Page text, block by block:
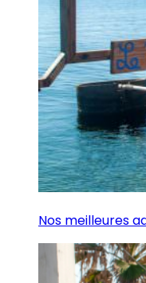
Nos meilleures